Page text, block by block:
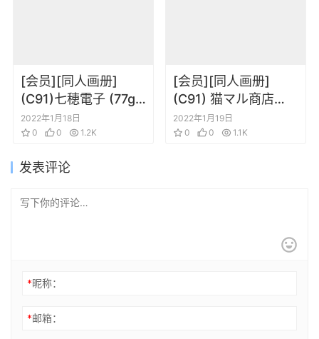
[会员][同人画册]
(C91)七穂電子 (77gl)
Life is fantasy
2022年1月18日
0
0 1.2K
[会员][同人画册]
(C91) 猫マル商店
(saitom) zimakupiza
(オリジナル)
2022年1月19日
0
0 1.1K
发表评论
*昵称：
*邮箱：